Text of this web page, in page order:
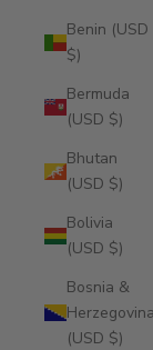
Benin (USD
$)
Bermuda
(USD $)
Bhutan
(USD $)
Bolivia
(USD $)
Bosnia &
Herzegovina
(USD $)